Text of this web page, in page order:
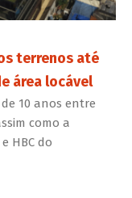
terrenos até
área locável
10 anos entre
como a
HBC do